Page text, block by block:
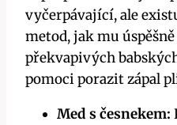
vyčerpávající, ale
metod, jak mu
překvapivých
pomoci porazit zápal
Med s česnekem: